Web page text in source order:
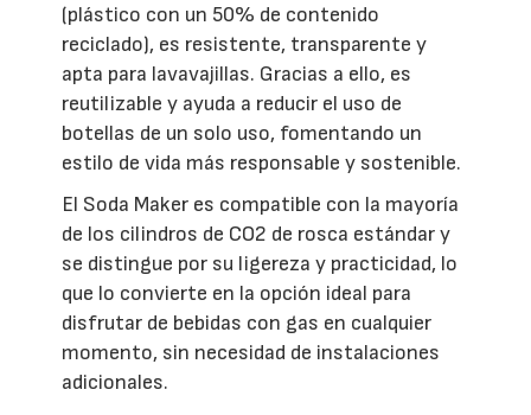
(plástico con un 50% de contenido
reciclado), es resistente, transparente y
apta para lavavajillas. Gracias a ello, es
reutilizable y ayuda a reducir el uso de
botellas de un solo uso, fomentando un
estilo de vida más responsable y sostenible.
El Soda Maker es compatible con la mayoría
de los cilindros de CO2 de rosca estándar y
se distingue por su ligereza y practicidad, lo
que lo convierte en la opción ideal para
disfrutar de bebidas con gas en cualquier
momento, sin necesidad de instalaciones
adicionales.